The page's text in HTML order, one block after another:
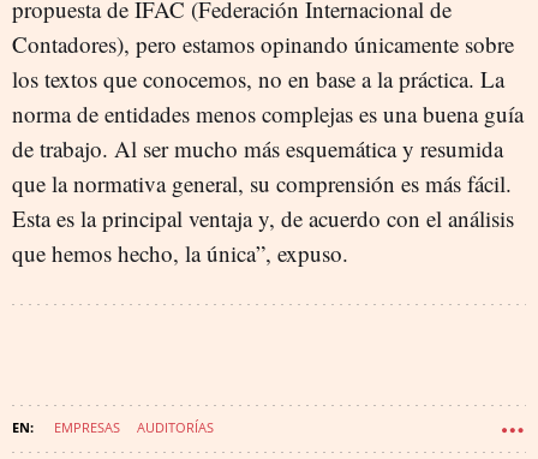
propuesta de IFAC (Federación Internacional de
Contadores), pero estamos opinando únicamente sobre
los textos que conocemos, no en base a la práctica. La
norma de entidades menos complejas es una buena guía
de trabajo. Al ser mucho más esquemática y resumida
que la normativa general, su comprensión es más fácil.
Esta es la principal ventaja y, de acuerdo con el análisis
que hemos hecho, la única”, expuso.
EMPRESAS AUDITORÍAS